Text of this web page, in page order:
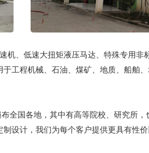
、低速大扭矩液压马达、特殊专用非
工程机械、石油、煤矿、地质、船舶
国各地，其中有高等院校、研究所，
设计，我们为每个客户提供更具有性